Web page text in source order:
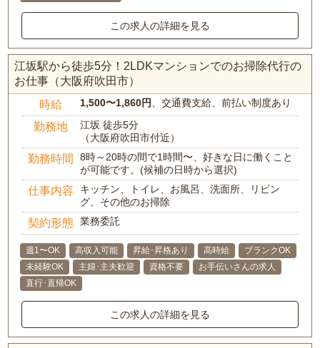
この求人の詳細を見る
江坂駅から徒歩5分！2LDKマンションでのお掃除代行の
お仕事（大阪府吹田市）
時給 1,500〜1,860円 、交通費支給、前払い制度あり
勤務地
江坂 徒歩5分
（大阪府吹田市付近）
勤務時間
8時～20時の間で1時間〜、好きな日に働くこと
が可能です。(候補の日時から選択)
仕事内容
キッチン、トイレ、お風呂、洗面所、リビン
グ、その他のお掃除
契約形態 業務委託
週1〜OK 高収入可能 昇給･昇格あり 高時給
ブランクOK
未経験OK
主婦･主夫歓迎 資格不要
お手伝いさんの求人
直行･直帰OK
この求人の詳細を見る